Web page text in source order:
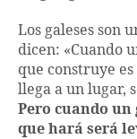
Los galeses son
dicen: «Cuando
que construye
llega a un lugar,
Pero cuando
que hará será